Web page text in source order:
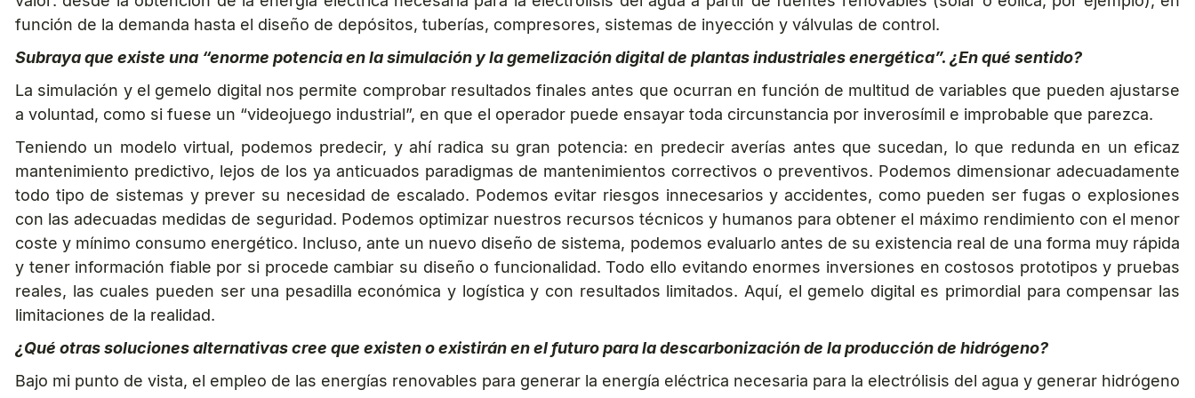
función de la demanda hasta el diseño de depósitos, tuberías, compresores, sistemas de inyección y válvulas de control.
Subraya que existe una “enorme potencia en la simulación y la gemelización digital de plantas industriales energética”. ¿En qué sentido?
La simulación y el gemelo digital nos permite comprobar resultados finales antes que ocurran en función de multitud de variables que pueden ajustarse
a voluntad, como si fuese un “videojuego industrial”, en que el operador puede ensayar toda circunstancia por inverosímil e improbable que parezca.
Teniendo un modelo virtual, podemos predecir, y ahí radica su gran potencia: en predecir averías antes que sucedan, lo que redunda en un eficaz
mantenimiento predictivo, lejos de los ya anticuados paradigmas de mantenimientos correctivos o preventivos. Podemos dimensionar adecuadamente
todo tipo de sistemas y prever su necesidad de escalado. Podemos evitar riesgos innecesarios y accidentes, como pueden ser fugas o explosiones
con las adecuadas medidas de seguridad. Podemos optimizar nuestros recursos técnicos y humanos para obtener el máximo rendimiento con el menor
coste y mínimo consumo energético. Incluso, ante un nuevo diseño de sistema, podemos evaluarlo antes de su existencia real de una forma muy rápida
y tener información fiable por si procede cambiar su diseño o funcionalidad. Todo ello evitando enormes inversiones en costosos prototipos y pruebas
reales, las cuales pueden ser una pesadilla económica y logística y con resultados limitados. Aquí, el gemelo digital es primordial para compensar las
limitaciones de la realidad.
¿Qué otras soluciones alternativas cree que existen o existirán en el futuro para la descarbonización de la producción de hidrógeno?
Bajo mi punto de vista, el empleo de las energías renovables para generar la energía eléctrica necesaria para la electrólisis del agua y generar hidrógeno